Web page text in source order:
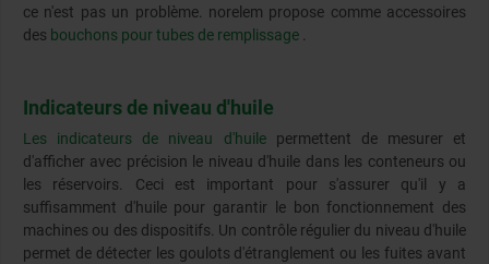
ce n'est pas un problème. norelem propose comme accessoires
des bouchons pour tubes de remplissage
Indicateurs de niveau d'huile
Les indicateurs de niveau d'huilepermettent de mesurer et
d'afficher avec précision le niveau d'huile dans les conteneurs ou
les réservoirs. Ceci est important pour s'assurer qu'il y a
suffisamment d'huile pour garantir le bon fonctionnement des
machines ou des dispositifs. Un contrôle régulier du niveau d'huile
permet de détecter les goulots d'étranglement ou les fuites avant